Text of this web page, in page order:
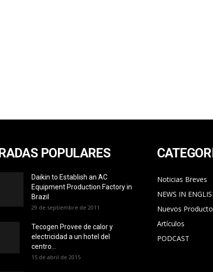
POPULARES
Daikin to Establish an AC
Equipment Production Factory in
Brazil
29 de septiembre de 2011
Tecogen Provee de calor y
electricidad a un hotel del
centro...
15 de abril de 2015
Noticias Breves
NEWS IN
Nuevos
Artículos
PODCAST